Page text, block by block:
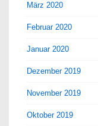
März 2020
Februar 2020
Januar 2020
Dezember 2019
November 2019
Oktober 2019